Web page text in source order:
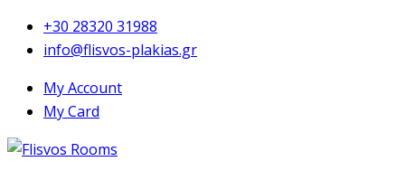
+30 28320 31988
info@flisvos-plakias.gr
My Account
My Card